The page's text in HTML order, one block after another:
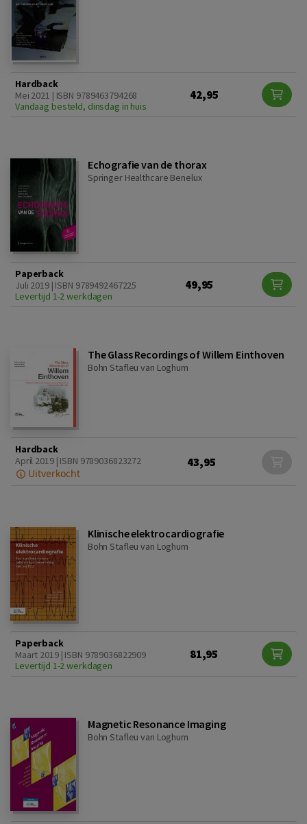
Hardback
Mei 2021 | ISBN 9789463794268
Vandaag besteld, dinsdag in huis
42,95
Echografie van de thorax
Springer Healthcare Benelux
Paperback
Juli 2019 | ISBN 9789492467225
Levertijd 1-2 werkdagen
49,95
The Glass Recordings of Willem Einthoven
Bohn Stafleu van Loghum
Hardback
April 2019 | ISBN 9789036823272
Uitverkocht
43,95
Klinische elektrocardiografie
Bohn Stafleu van Loghum
Paperback
Maart 2019 | ISBN 9789036822909
Levertijd 1-2 werkdagen
81,95
Magnetic Resonance Imaging
Bohn Stafleu van Loghum